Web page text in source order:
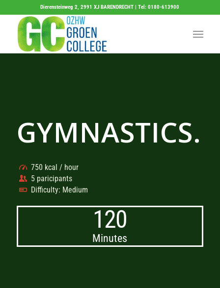
Dierensteinweg 2, 2991 XJ BARENDRECHT | Tel: 0180-613900
GYMNASTICS.
750 kcal / hour
5 paricipants
Difficulty: Medium
120
Minutes